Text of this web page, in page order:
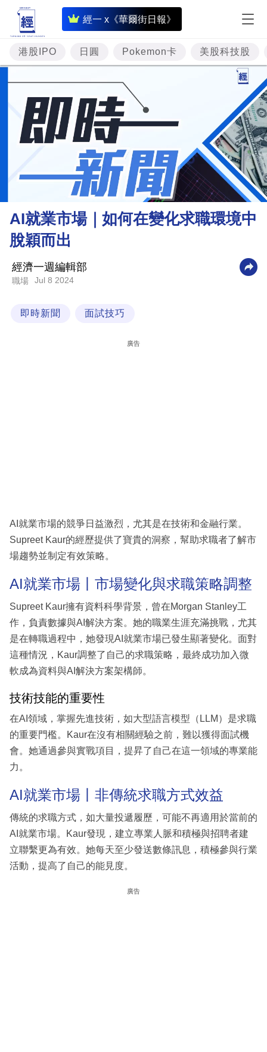
經一 x《華爾街日報》
即
時
財
經
專
題
投
資
樓
市
財
業
區
港股IPO 日圓 Pokemon卡 美股科技股
AI就業市場｜如何在變化求職環境中
脫穎而出
經濟一週編輯部
職場 Jul 8 2024
即時新聞 面試技巧
廣告
AI就業市場的競爭日益激烈，尤其是在技術和金融行業。
Supreet Kaur的經歷提供了寶貴的洞察，幫助求職者了解市
場趨勢並制定有效策略。
AI就業市場丨市場變化與求職策略調整
Supreet Kaur擁有資料科學背景，曾在Morgan Stanley工
作，負責數據與AI解決方案。她的職業生涯充滿挑戰，尤其
是在轉職過程中，她發現AI就業市場已發生顯著變化。面對
這種情況，Kaur調整了自己的求職策略，最終成功加入微
軟成為資料與AI解決方案架構師。
技術技能的重要性
在AI領域，掌握先進技術，如大型語言模型（LLM）是求職
的重要門檻。Kaur在沒有相關經驗之前，難以獲得面試機
會。她通過參與實戰項目，提昇了自己在這一領域的專業能
力。
AI就業市場丨非傳統求職方式效益
傳統的求職方式，如大量投遞履歷，可能不再適用於當前的
AI就業市場。Kaur發現，建立專業人脈和積極與招聘者建
立聯繫更為有效。她每天至少發送數條訊息，積極參與行業
活動，提高了自己的能見度。
廣告